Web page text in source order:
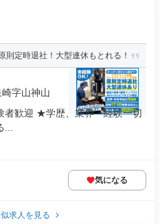
定時退社！大型連休もとれる！
字山神山
歓迎 ★学歴、業界・経験一切
気になる
求人を見る